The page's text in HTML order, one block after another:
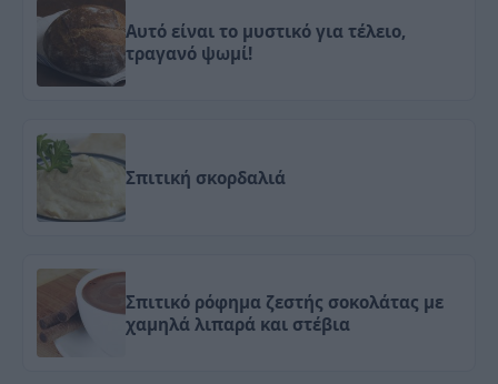
Αυτό είναι το μυστικό για τέλειο,
τραγανό ψωμί!
Σπιτική σκορδαλιά
Σπιτικό ρόφημα ζεστής σοκολάτας με
χαμηλά λιπαρά και στέβια